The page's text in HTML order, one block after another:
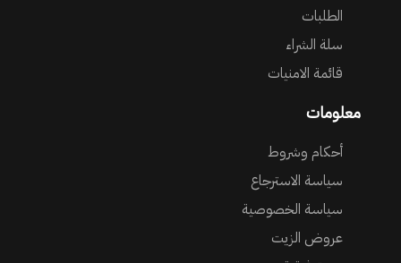
الطلبات
سلة الشراء
قائمة الامنيات
معلومات
أحكام وشروط
سياسة الاسترجاع
سياسة الخصوصية
عروض الزيت